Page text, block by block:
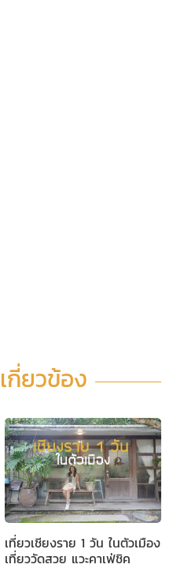
เกี่ยวข้อง
เที่ยวเชียงราย 1 วัน ในตัวเมือง
เที่ยววัดสวย แวะคาเฟ่ชิค